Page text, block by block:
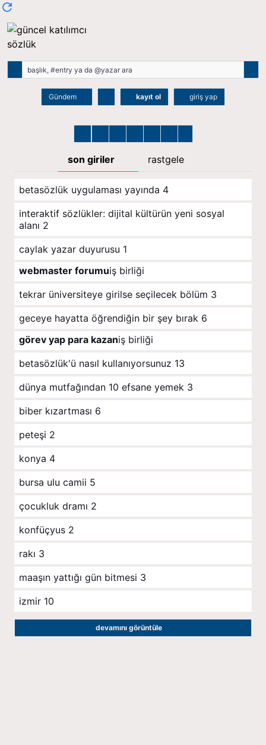
Gündem kayıt ol giriş yap
son giriler rastgele
betasözlük uygulaması yayında 4
i̇nteraktif sözlükler: dijital kültürün yeni sosyal
alanı 2
caylak yazar duyurusu 1
webmaster forumuiş birliği
tekrar üniversiteye girilse seçilecek bölüm 3
geceye hayatta öğrendiğin bir şey bırak 6
görev yap para kazaniş birliği
betasözlük'ü nasıl kullanıyorsunuz 13
dünya mutfağından 10 efsane yemek 3
biber kızartması 6
peteşi 2
konya 4
bursa ulu camii 5
çocukluk dramı 2
konfüçyus 2
rakı 3
maaşın yattığı gün bitmesi 3
izmir 10
devamını görüntüle